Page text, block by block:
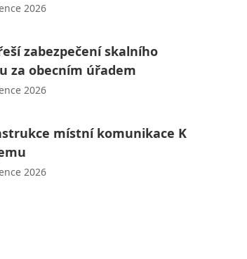
2026
zabezpečení skalního
za obecním úřadem
2026
místní komunikace K
2026